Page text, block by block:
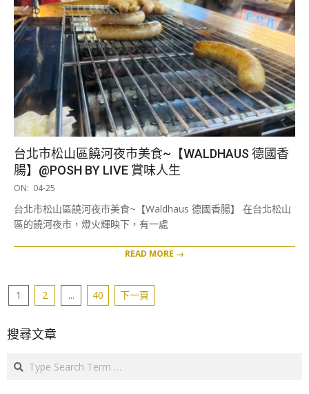
台北市松山區饒河夜市美食~【WALDHAUS 德國香
腸】@POSH BY LIVE 賞味人生
2025-
25
ON: 04-25
台北市松山區饒河夜市美食~【Waldhaus 德國香腸】 在台北松山
區的饒河夜市，燈火輝映下，有一處
READ MORE →
文
分
1 2 ... 40 下一頁
搜尋文章
Search